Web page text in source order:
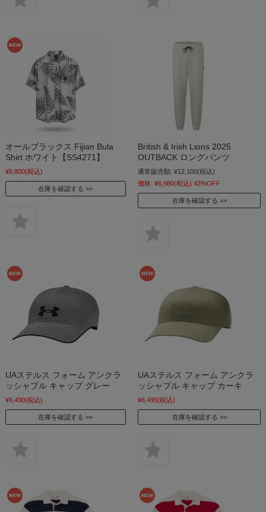
オールブラックス Fijian Bula
Shirt ホワイト【SS4271】
¥8,800(税込)
在庫を確認する
British & Irish Lions 2025
OUTBACK ロングパンツ
通常販売額: ¥12,100(税込)
価格: ¥6,980(税込) 42%OFF
在庫を確認する
UAステルス フォーム アンクラ
ッシャブル キャップ グレー
¥6,490(税込)
在庫を確認する
UAステルス フォーム アンクラ
ッシャブル キャップ カーキ
¥6,490(税込)
在庫を確認する